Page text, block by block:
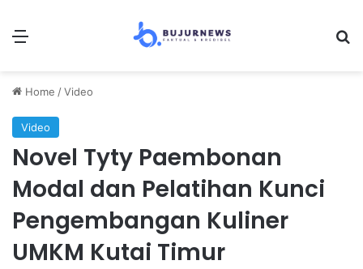
Home /Video
Video
Novel Tyty Paembonan
Modal dan Pelatihan Kunci
Pengembangan Kuliner
UMKM Kutai Timur